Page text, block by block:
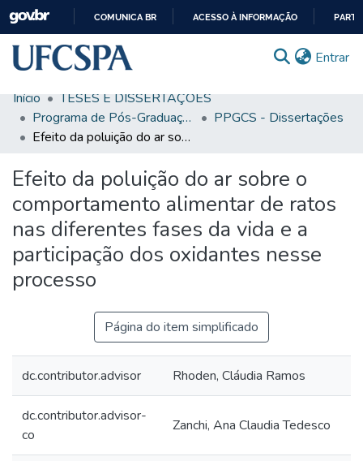
CONTEÚDO
COMUNICA BR ACESSO À INFORMAÇÃO
Entrar
Comunidades & Coleções
Busca Facetada
Estatísticas
Autoarquivamento
Sobre o RI-UFCSPA
FAQ
Início
TESES E DISSERTAÇÕES
Programa de Pós-Graduação em Ciências da Saúde
PPGCS - Dissertações
Efeito da poluição do ar sobre o comportamento alimentar de ratos nas diferentes fases da vida e a participação dos oxidantes nesse processo
Efeito da poluição do ar sobre o
comportamento alimentar de ratos
nas diferentes fases da vida e a
participação dos oxidantes nesse
processo
Página do item simplificado
dc.contributor.advisor Rhoden, Cláudia Ramos
dc.contributor.advisor-
co
Zanchi, Ana Claudia Tedesco